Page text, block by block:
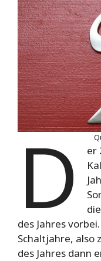
D
er
des Jahres
Schaltjahre, also
des Jahres dann